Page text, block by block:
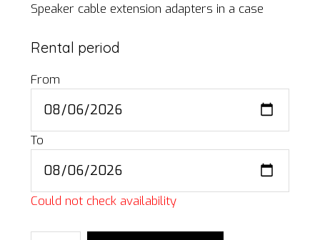
Speaker cable extension adapters in a case
Rental period
From
To
Could not check availability